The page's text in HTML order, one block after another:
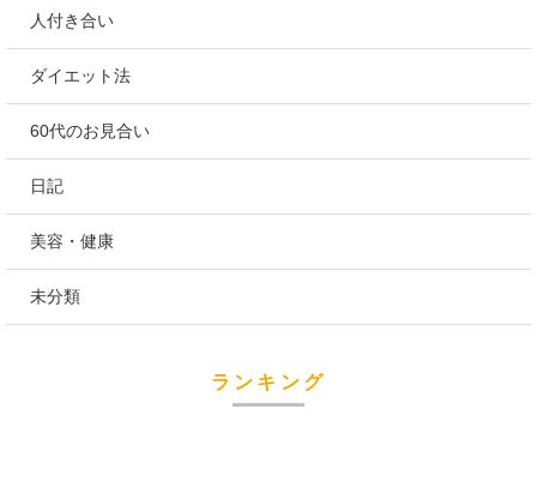
人付き合い
ダイエット法
60代のお見合い
日記
美容・健康
未分類
ランキング